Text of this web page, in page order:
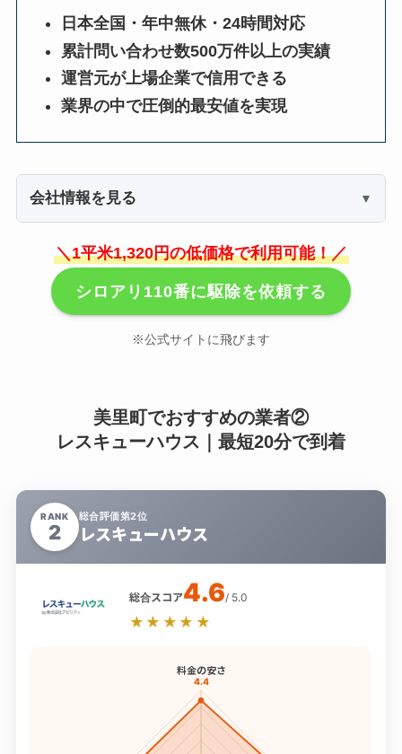
日本全国・年中無休・24時間対応
累計問い合わせ数500万件以上の実績
運営元が上場企業で信用できる
業界の中で圧倒的最安値を実現
会社情報を見る
＼1平米1,320円の低価格で利用可能！／
シロアリ110番に駆除を依頼する
※公式サイトに飛びます
美里町でおすすめの業者②
レスキューハウス｜最短20分で到着
RANK
2
総合評価第2位
レスキューハウス
総合スコア4.6/ 5.0
★★★★★
料金の安さ
4.4